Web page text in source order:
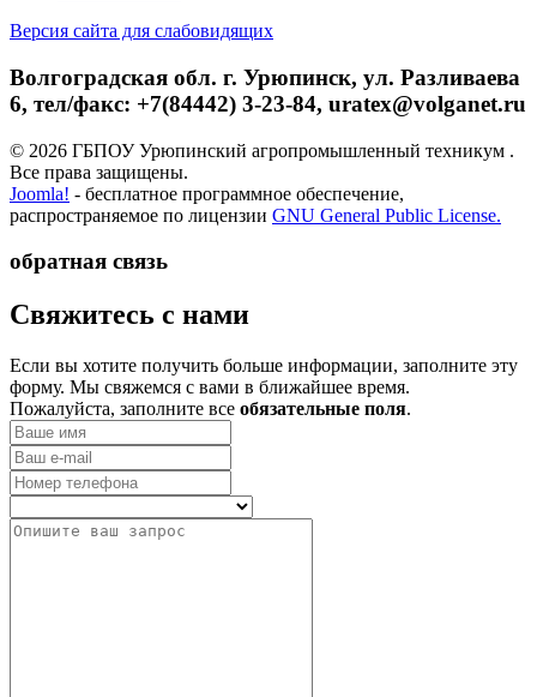
Версия сайта для слабовидящих
Волгоградская обл. г. Урюпинск, ул. Разливаева
6, тел/факс: +7(84442) 3-23-84, uratex@volganet.ru
© 2026 ГБПОУ Урюпинский агропромышленный техникум .
Все права защищены.
Joomla! - бесплатное программное обеспечение,
распространяемое по лицензии GNU General Public License.
обратная связь
­Свяжитесь с нами
Если вы хотите получить больше информации, заполните эту
форму. Мы свяжемся с вами в ближайшее время.
Пожалуйста, заполните все обязательные поля.